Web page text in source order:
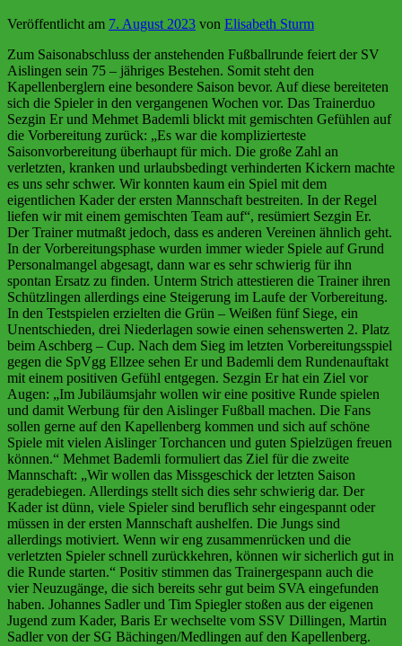
Veröffentlicht am 7. August 2023 von Elisabeth Sturm
Zum Saisonabschluss der anstehenden Fußballrunde feiert der SV
Aislingen sein 75 – jähriges Bestehen. Somit steht den
Kapellenberglern eine besondere Saison bevor. Auf diese bereiteten
sich die Spieler in den vergangenen Wochen vor. Das Trainerduo
Sezgin Er und Mehmet Bademli blickt mit gemischten Gefühlen auf
die Vorbereitung zurück: „Es war die komplizierteste
Saisonvorbereitung überhaupt für mich. Die große Zahl an
verletzten, kranken und urlaubsbedingt verhinderten Kickern machte
es uns sehr schwer. Wir konnten kaum ein Spiel mit dem
eigentlichen Kader der ersten Mannschaft bestreiten. In der Regel
liefen wir mit einem gemischten Team auf“, resümiert Sezgin Er.
Der Trainer mutmaßt jedoch, dass es anderen Vereinen ähnlich geht.
In der Vorbereitungsphase wurden immer wieder Spiele auf Grund
Personalmangel abgesagt, dann war es sehr schwierig für ihn
spontan Ersatz zu finden. Unterm Strich attestieren die Trainer ihren
Schützlingen allerdings eine Steigerung im Laufe der Vorbereitung.
In den Testspielen erzielten die Grün – Weißen fünf Siege, ein
Unentschieden, drei Niederlagen sowie einen sehenswerten 2. Platz
beim Aschberg – Cup. Nach dem Sieg im letzten Vorbereitungsspiel
gegen die SpVgg Ellzee sehen Er und Bademli dem Rundenauftakt
mit einem positiven Gefühl entgegen. Sezgin Er hat ein Ziel vor
Augen: „Im Jubiläumsjahr wollen wir eine positive Runde spielen
und damit Werbung für den Aislinger Fußball machen. Die Fans
sollen gerne auf den Kapellenberg kommen und sich auf schöne
Spiele mit vielen Aislinger Torchancen und guten Spielzügen freuen
können.“ Mehmet Bademli formuliert das Ziel für die zweite
Mannschaft: „Wir wollen das Missgeschick der letzten Saison
geradebiegen. Allerdings stellt sich dies sehr schwierig dar. Der
Kader ist dünn, viele Spieler sind beruflich sehr eingespannt oder
müssen in der ersten Mannschaft aushelfen. Die Jungs sind
allerdings motiviert. Wenn wir eng zusammenrücken und die
verletzten Spieler schnell zurückkehren, können wir sicherlich gut in
die Runde starten.“ Positiv stimmen das Trainergespann auch die
vier Neuzugänge, die sich bereits sehr gut beim SVA eingefunden
haben. Johannes Sadler und Tim Spiegler stoßen aus der eigenen
Jugend zum Kader, Baris Er wechselte vom SSV Dillingen, Martin
Sadler von der SG Bächingen/Medlingen auf den Kapellenberg.